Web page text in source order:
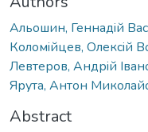
Альошин, Геннадiй
Коломiйцев, Олексiй
Левтеров, Андрiй
Ярута, Антон
Abstract